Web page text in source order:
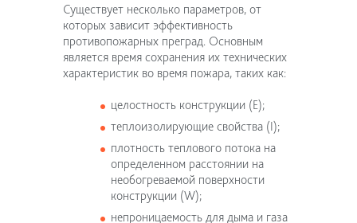
Существует несколько параметров, от
которых зависит эффективность
противопожарных преград. Основным
является время сохранения их технических
характеристик во время пожара, таких как:
целостность конструкции (E);
теплоизолирующие свойства (I);
плотность теплового потока на
определенном расстоянии на
необогреваемой поверхности
конструкции (W);
непроницаемость для дыма и газа